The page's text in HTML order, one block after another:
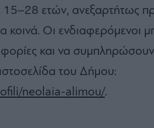
15–28 ετών, ανεξαρτήτως
κοινά. Οι ενδιαφερόμενοι
και να
του Δήμου:
neolaia-alimou/.